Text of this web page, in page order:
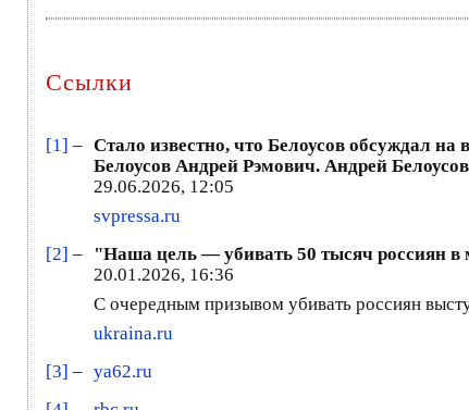
Ссылки
[1] – Стало известно, что Белоусов обсуждал
Белоусов Андрей Рэмович. Андрей
29.06.2026, 12:05
svpressa.ru
[2] –
"Наша цель — убивать 50 тысяч россиян
20.01.2026, 16:36
С очередным призывом убивать россиян
ukraina.ru
[3] – ya62.ru